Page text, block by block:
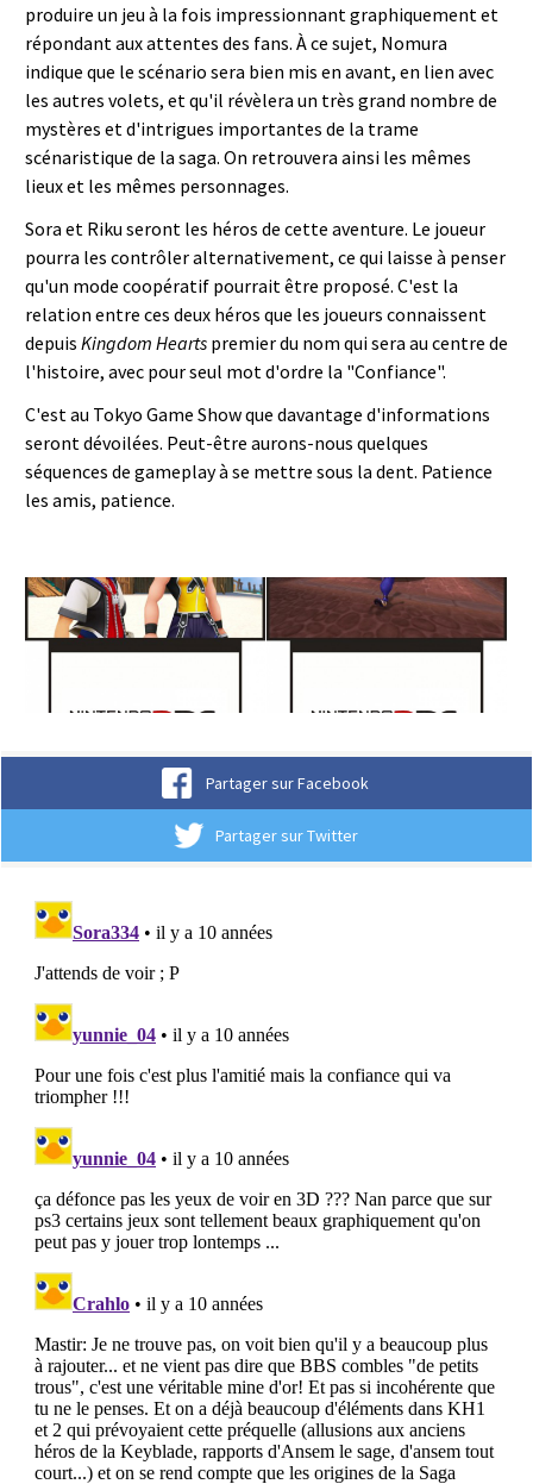
produire un jeu à la fois impressionnant graphiquement et
répondant aux attentes des fans. À ce sujet, Nomura
indique que le scénario sera bien mis en avant, en lien avec
les autres volets, et qu'il révèlera un très grand nombre de
mystères et d'intrigues importantes de la trame
scénaristique de la saga. On retrouvera ainsi les mêmes
lieux et les mêmes personnages.
Sora et Riku seront les héros de cette aventure. Le joueur
pourra les contrôler alternativement, ce qui laisse à penser
qu'un mode coopératif pourrait être proposé. C'est la
relation entre ces deux héros que les joueurs connaissent
depuis Kingdom Hearts premier du nom qui sera au centre de
l'histoire, avec pour seul mot d'ordre la "Confiance".
C'est au Tokyo Game Show que davantage d'informations
seront dévoilées. Peut-être aurons-nous quelques
séquences de gameplay à se mettre sous la dent. Patience
les amis, patience.
Partager sur Facebook
Partager sur Twitter